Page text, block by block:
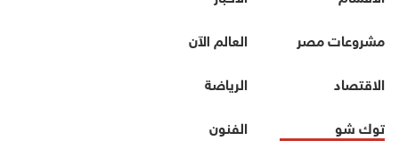
مشروعات مصر
العالم الآن
الاقتصاد
الرياضة
توك شو
الفنون